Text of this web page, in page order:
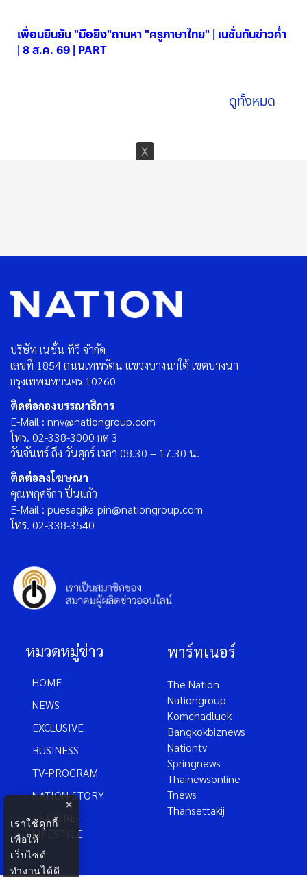
เพื่อนยืนยัน "มือยิง"ถามหา "ครูภาษาไทย" | เนชั่นทันข่าวค่ำ
| 8 ส.ค. 69 | PART
ดูทั้งหมด
บริษัท เนชั่น ทีวี จำกัด
เลขที่ 1854 ถนนเทพรัตน แขวงบางนาใต้ เขตบางนา
กรุงเทพมหานคร 10260
ติดต่อกองบรรณาธิการ
E-Mail : nnv@nationgroup.com
โทร. 02-338-3000 กด 3
วันจันทร์ ถึง วันศุกร์ เวลา 08.30 – 17.30 น.
ติดต่อลงโฆษณา
คุณพฤศจิกา ปิ่นแก้ว
E-Mail : puesagika_pin@nationgroup.com
โทร. 02-338-3540
หมวดหมู่ข่าว
HOME
NEWS
EXCLUSIVE
BUSINESS
TV-PROGRAM
NATION-STORY
FEATURE-
LIFESTYLE
พาร์ทเนอร์
The Nation
Nationgroup
Komchadluek
Bangkokbiznews
Nationtv
Springnews
Thainewsonline
Tnews
Thansettakij
×
เราใช้คุกกี้
เพื่อให้
เว็บไซต์
ทำงานได้ดี